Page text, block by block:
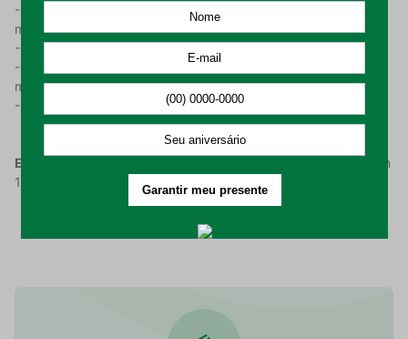
- Lavar em processo suave da máquina, com temperatura
máxima de 30°C;
- Não alvejar nem limpar a seco;
- Permitido secar em máquina, respeitando a temperatura
máxima de 60°C;
- Passar o produto em temperatura máxima de 110°C.
Embalagem composta por:
01 Toalha de Mesa Quadrada com
140x140cm.